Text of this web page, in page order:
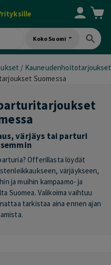
Koko Suomi
/ Kauneudenhoitotarjoukset
Suomessa
värjäys tai parturi
Offerillasta löydät
värjäykseen,
ja muihin kampaamo- ja
Suomea. Valikoima vaihtuu
tarkistaa aina ennen ajan